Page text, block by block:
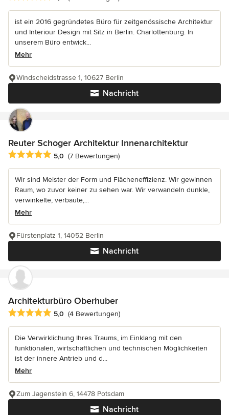
ist ein 2016 gegründetes Büro für zeitgenössische Architektur
und Interiour Design mit Sitz in Berlin. Charlottenburg. In
unserem Büro entwick...
Mehr
Nachricht
Windscheidstrasse 1, 10627 Berlin
Reuter Schoger Architektur Innenarchitektur
Durchschnittliche Bewertung: 5 von 5 Sternen
5,0 (7 Bewertungen)
Wir sind Meister der Form und Flächeneffizienz. Wir gewinnen
Raum, wo zuvor keiner zu sehen war. Wir verwandeln dunkle,
verwinkelte, verbaute,...
Mehr
Nachricht
Fürstenplatz 1, 14052 Berlin
Architekturbüro Oberhuber
Durchschnittliche Bewertung: 5 von 5 Sternen
5,0 (4 Bewertungen)
Die Verwirklichung Ihres Traums, im Einklang mit den
funktionalen, wirtschaftlichen und technischen Möglichkeiten
ist der innere Antrieb und d...
Mehr
Nachricht
Zum Jagenstein 6, 14478 Potsdam